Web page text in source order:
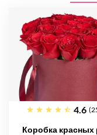
4.6
Коробка красных